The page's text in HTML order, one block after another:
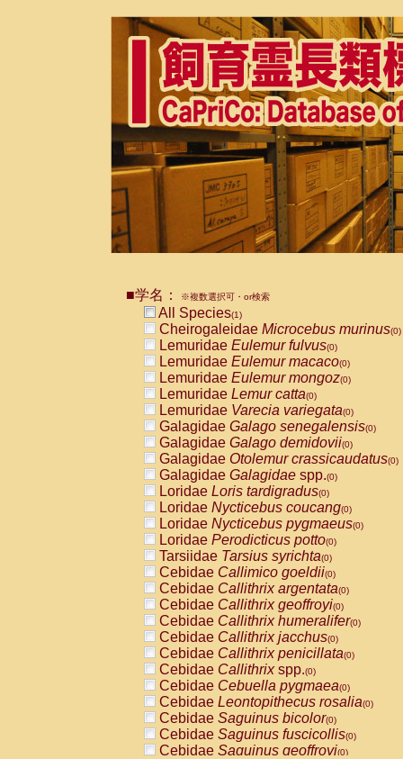
■学名： ※複数選択可・or検索
All Species(1)
Cheirogaleidae Microcebus murinus(0)
Lemuridae Eulemur fulvus(0)
Lemuridae Eulemur macaco(0)
Lemuridae Eulemur mongoz(0)
Lemuridae Lemur catta(0)
Lemuridae Varecia variegata(0)
Galagidae Galago senegalensis(0)
Galagidae Galago demidovii(0)
Galagidae Otolemur crassicaudatus(0)
Galagidae Galagidae spp.(0)
Loridae Loris tardigradus(0)
Loridae Nycticebus coucang(0)
Loridae Nycticebus pygmaeus(0)
Loridae Perodicticus potto(0)
Tarsiidae Tarsius syrichta(0)
Cebidae Callimico goeldii(0)
Cebidae Callithrix argentata(0)
Cebidae Callithrix geoffroyi(0)
Cebidae Callithrix humeralifer(0)
Cebidae Callithrix jacchus(0)
Cebidae Callithrix penicillata(0)
Cebidae Callithrixspp.(0)
Cebidae Cebuella pygmaea(0)
Cebidae Leontopithecus rosalia(0)
Cebidae Saguinus bicolor(0)
Cebidae Saguinus fuscicollis(0)
Cebidae Saguinus geoffroyi(0)